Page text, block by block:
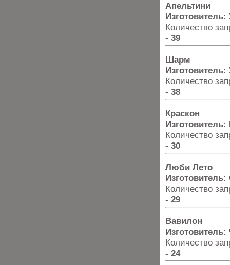
Апельтини
Количество
- 39
Шарм
Количество
- 38
Краскон
Количество
- 30
Люби Лето
Количество
- 29
Вавилон
Количество
- 24